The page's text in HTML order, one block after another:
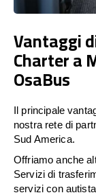
Vantaggi
Charter a
OsaBus
Il principale
nostra rete di
Sud America.
Offriamo anche
Servizi di
servizi con